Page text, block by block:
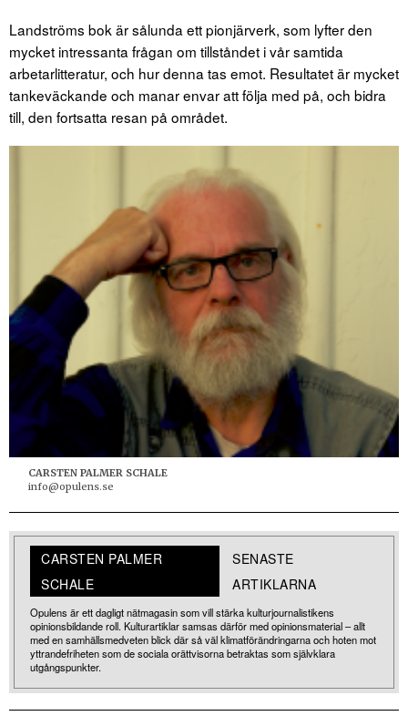
Landströms bok är sålunda ett pionjärverk, som lyfter den
mycket intressanta frågan om tillståndet i vår samtida
arbetarlitteratur, och hur denna tas emot. Resultatet är mycket
tankeväckande och manar envar att följa med på, och bidra
till, den fortsatta resan på området.
CARSTEN PALMER SCHALE
info@opulens.se
CARSTEN PALMER
SCHALE
SENASTE
ARTIKLARNA
Opulens är ett dagligt nätmagasin som vill stärka kulturjournalistikens
opinionsbildande roll. Kulturartiklar samsas därför med opinionsmaterial – allt
med en samhällsmedveten blick där så väl klimatförändringarna och hoten mot
yttrandefriheten som de sociala orättvisorna betraktas som självklara
utgångspunkter.